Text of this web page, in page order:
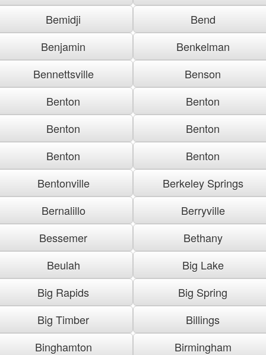
Bemidji
Bend
Benjamin
Benkelman
Bennettsville
Benson
Benton
Benton
Benton
Benton
Benton
Benton
Bentonville
Berkeley Springs
Bernalillo
Berryville
Bessemer
Bethany
Beulah
Big Lake
Big Rapids
Big Spring
Big Timber
Billings
Binghamton
Birmingham